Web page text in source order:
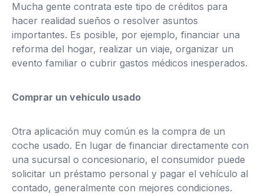
Mucha gente contrata este tipo de créditos para
hacer realidad sueños o resolver asuntos
importantes. Es posible, por ejemplo, financiar una
reforma del hogar, realizar un viaje, organizar un
evento familiar o cubrir gastos médicos inesperados.
Comprar un vehículo usado
Otra aplicación muy común es la compra de un
coche usado. En lugar de financiar directamente con
una sucursal o concesionario, el consumidor puede
solicitar un préstamo personal y pagar el vehículo al
contado, generalmente con mejores condiciones.